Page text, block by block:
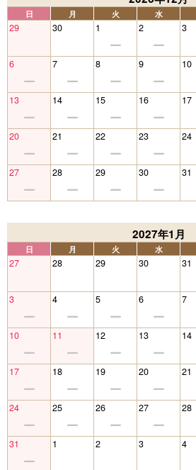
日 月 火 水
29 30 1 2 3
6 7 8 9 10
13 14 15 16 17
20 21 22 23 24
27 28 29 30 31
2027年1月
日 月 火 水
27 28 29 30 31
3 4 5 6 7
10 11 12 13 14
17 18 19 20 21
24 25 26 27 28
31 1 2 3 4